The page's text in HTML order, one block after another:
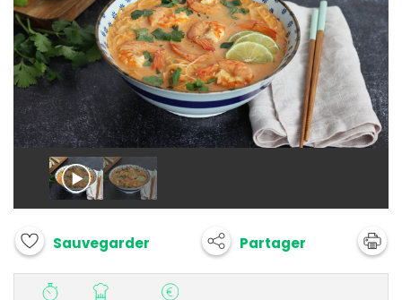
Sauvegarder Partager